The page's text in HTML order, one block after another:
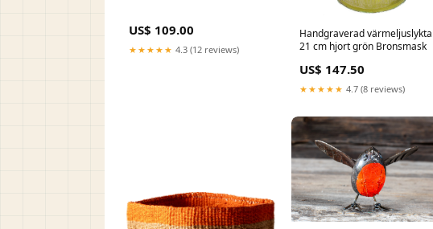
US$ 109.00
★★★★★ 4.3 (12 reviews)
Handgraverad värmeljuslykta
21 cm hjort grön Bronsmask
US$ 147.50
★★★★★ 4.7 (8 reviews)